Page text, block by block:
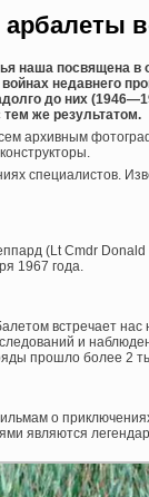
наша посвящена в
недавнего
до них
же результатом.
архивным
специалистов.
(Lt Cmdr Donald
1967 года.
встречает
и
прошло более 2
о
являются